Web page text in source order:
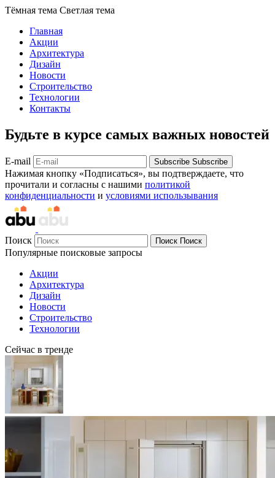
Тёмная тема Светлая тема
Главная
Акции
Архитектура
Дизайн
Новости
Строительство
Технологии
Контакты
Будьте в курсе самых важных новостей
E-mail Subscribe Subscribe
Нажимая кнопку «Подписаться», вы подтверждаете, что
прочитали и согласны с нашими политикой
конфиденциальности и условиями использывания
Поиск Поиск Поиск
Популярные поисковые запросы
Акции
Архитектура
Дизайн
Новости
Строительство
Технологии
Сейчас в тренде